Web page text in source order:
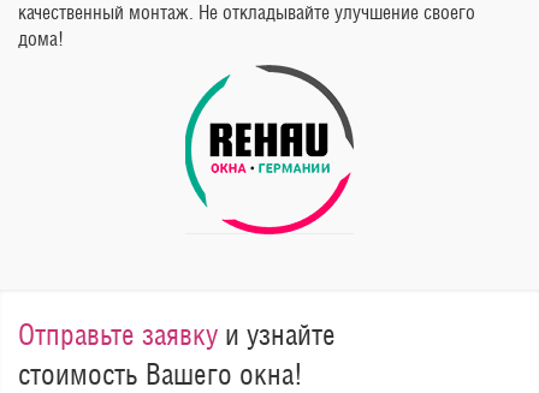
качественный монтаж. Не откладывайте улучшение своего
дома!
Отправьте заявку и узнайте
стоимость Вашего окна!